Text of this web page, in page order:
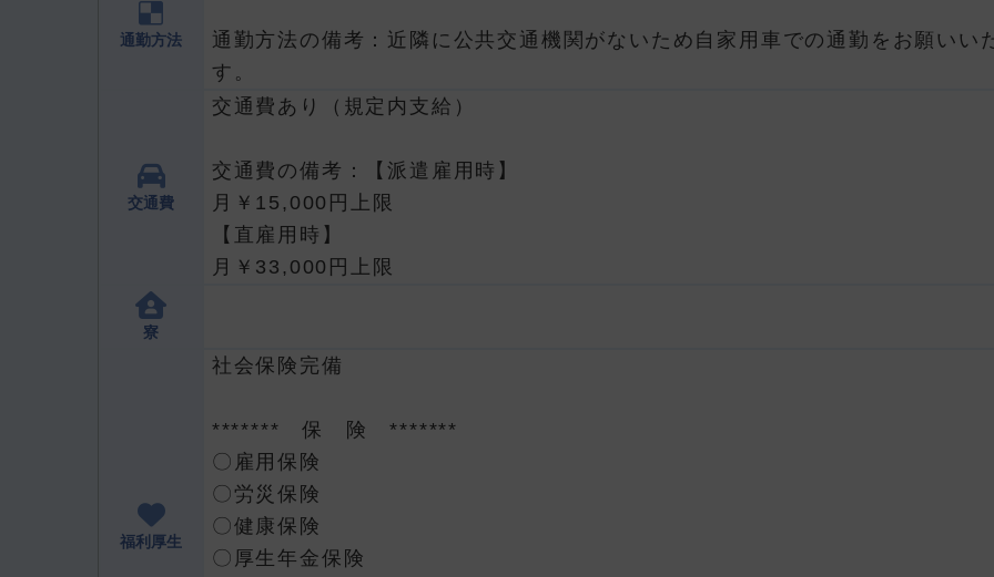
通勤方法
通勤方法の備考：近隣に公共交通機関がないため自家用車での通勤をお願いい
す。
交通費
交通費あり（規定内支給）
交通費の備考：【派遣雇用時】
月￥15,000円上限
【直雇用時】
月￥33,000円上限
寮
福利厚生
社会保険完備
******* 保 険 *******
〇雇用保険
〇労災保険
〇健康保険
〇厚生年金保険